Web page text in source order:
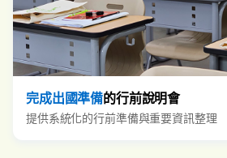
完成出國準備的行前說明會
提供系統化的行前準備與重要資訊整理